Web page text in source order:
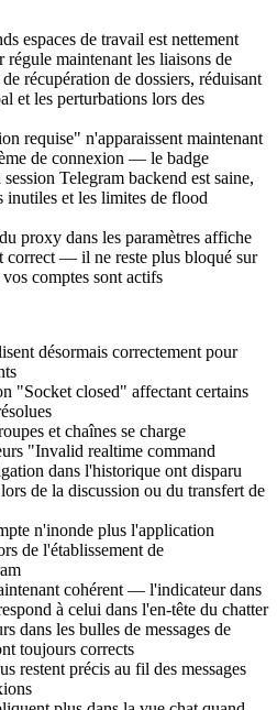
espaces de travail est nettement
maintenant les liaisons de
récupération de dossiers, réduisant
et les perturbations lors des
requise" n'apparaissent maintenant
de connexion — le badge
Telegram backend est saine,
inutiles et les limites de flood
proxy dans les paramètres affiche
correct — il ne reste plus bloqué sur
comptes sont actifs
désormais correctement pour
"Socket closed" affectant certains
et chaînes se charge
"Invalid realtime command
dans l'historique ont disparu
de la discussion ou du transfert de
n'inonde plus l'application
de l'établissement de
cohérent — l'indicateur dans
à celui dans l'en-tête du chatter
dans les bulles de messages de
toujours corrects
restent précis au fil des messages